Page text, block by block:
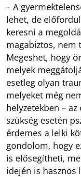
– A
lehet, de
keresni a
magabiztos, nem
Megeshet, hogy
melyek
esetleg olyan
melyeket még
helyzetekben –
szükség esetén
érdemes a lelki
gondolom, hogy
is elősegítheti,
idején is hasznos